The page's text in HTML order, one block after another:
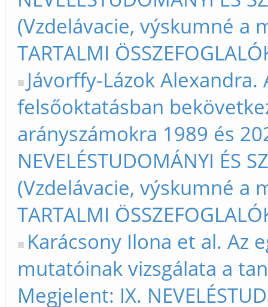
(Vzdelávacie, výskumné a
TARTALMI
Jávorffy-Lázok
felsőoktatásban
arányszámokra 1989 és
NEVELÉSTUDOMÁNYI ÉS
(Vzdelávacie, výskumné a
TARTALMI
Karácsony Ilona et al. Az
mutatóinak vizsgálata a
Megjelent: IX.